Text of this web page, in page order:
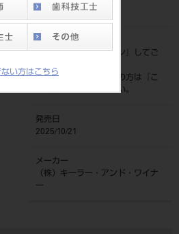
い方はこちら
4582291719848
標準価格
価格の確認は『ログイン
』してご
ネット会員登録がまだの方は『
こ
ちら』より登録ください。
発売日
2025/10/21
メーカー
（株）キーラー・アンド・ワイナ
ー